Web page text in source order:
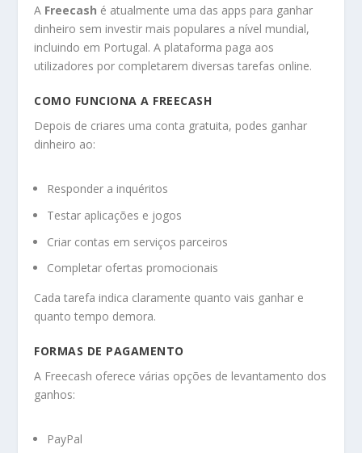
A Freecash é atualmente uma das apps para ganhar
dinheiro sem investir mais populares a nível mundial,
incluindo em Portugal. A plataforma paga aos
utilizadores por completarem diversas tarefas online.
COMO FUNCIONA A FREECASH
Depois de criares uma conta gratuita, podes ganhar
dinheiro ao:
Responder a inquéritos
Testar aplicações e jogos
Criar contas em serviços parceiros
Completar ofertas promocionais
Cada tarefa indica claramente quanto vais ganhar e
quanto tempo demora.
FORMAS DE PAGAMENTO
A Freecash oferece várias opções de levantamento dos
ganhos:
PayPal